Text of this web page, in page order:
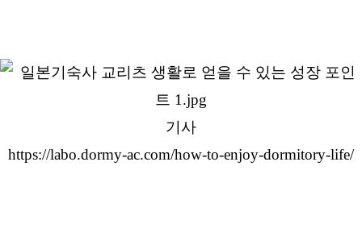
기사
https://labo.dormy-ac.com/how-to-enjoy-dormitory-life/